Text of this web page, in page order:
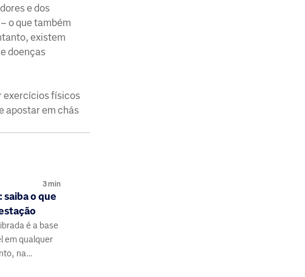
e dos
o que também
existem
doenças
exercícios físicos
apostar em chás
3min
o que
é a base
em qualquer
na